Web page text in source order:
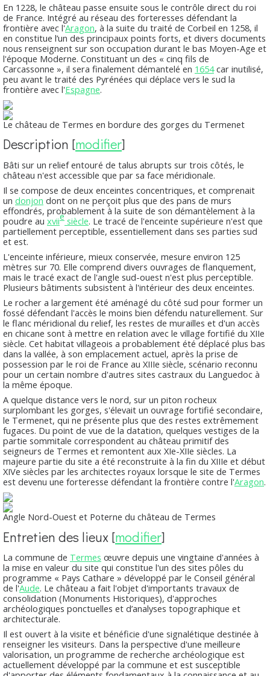
En 1228, le château passe ensuite sous le contrôle direct du roi
de France. Intégré au réseau des forteresses défendant la
frontière avec l'Aragon, à la suite du traité de Corbeil en 1258, il
en constitue l’un des principaux points forts, et divers documents
nous renseignent sur son occupation durant le bas Moyen-Age et
l'époque Moderne. Constituant un des « cinq fils de
Carcassonne », il sera finalement démantelé en 1654car inutilisé,
peu avant le traité des Pyrénées qui déplace vers le sud la
frontière avec l'Espagne.
Le château de Termes en bordure des gorges du Termenet
Description [modifier]
Bâti sur un relief entouré de talus abrupts sur trois côtés, le
château n'est accessible que par sa face méridionale.
Il se compose de deux enceintes concentriques, et comprenait
un donjon dont on ne perçoit plus que des pans de murs
effondrés, probablement à la suite de son démantèlement à la
poudre au xviie siècle. Le tracé de l'enceinte supérieure n'est que
partiellement perceptible, essentiellement dans ses parties sud
et est.
L'enceinte inférieure, mieux conservée, mesure environ 125
mètres sur 70. Elle comprend divers ouvrages de flanquement,
mais le tracé exact de l'angle sud-ouest n'est plus perceptible.
Plusieurs bâtiments subsistent à l'intérieur des deux enceintes.
Le rocher a largement été aménagé du côté sud pour former un
fossé défendant l'accès le moins bien défendu naturellement. Sur
le flanc méridional du relief, les restes de murailles et d'un accès
en chicane sont à mettre en relation avec le village fortifié du XIIe
siècle. Cet habitat villageois a probablement été déplacé plus bas
dans la vallée, à son emplacement actuel, après la prise de
possession par le roi de France au XIIIe siècle, scénario reconnu
pour un certain nombre d'autres sites castraux du Languedoc à
la même époque.
A quelque distance vers le nord, sur un piton rocheux
surplombant les gorges, s'élevait un ouvrage fortifié secondaire,
le Termenet, qui ne présente plus que des restes extrêmement
fugaces. Du point de vue de la datation, quelques vestiges de la
partie sommitale correspondent au château primitif des
seigneurs de Termes et remontent aux XIe-XIIe siècles. La
majeure partie du site a été reconstruite à la fin du XIIIe et début
XIVe siècles par les architectes royaux lorsque le site de Termes
est devenu une forteresse défendant la frontière contre l'Aragon.
Angle Nord-Ouest et Poterne du château de Termes
Entretien des lieux [modifier]
La commune de Termes œuvre depuis une vingtaine d'années à
la mise en valeur du site qui constitue l'un des sites pôles du
programme « Pays Cathare » développé par le Conseil général
de l'Aude. Le château a fait l'objet d'importants travaux de
consolidation (Monuments Historiques), d'approches
archéologiques ponctuelles et d’analyses topographique et
architecturale.
Il est ouvert à la visite et bénéficie d'une signalétique destinée à
renseigner les visiteurs. Dans la perspective d'une meilleure
valorisation, un programme de recherche archéologique est
actuellement développé par la commune et est susceptible